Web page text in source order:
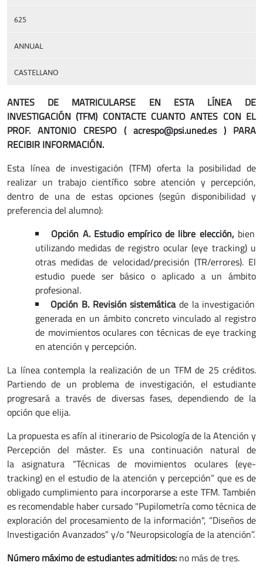
625
ANNUAL
CASTELLANO
ANTES DE MATRICULARSE EN ESTA LÍNEA DE
INVESTIGACIÓN (TFM) CONTACTE CUANTO ANTES CON EL
PROF. ANTONIO CRESPO ( acrespo@psi.uned.es ) PARA
RECIBIR INFORMACIÓN.
Esta línea de investigación (TFM) oferta la posibilidad de
realizar un trabajo científico sobre atención y percepción,
dentro de una de estas opciones (según disponibilidad y
preferencia del alumno):
Opción A. Estudio empírico de libre elección, bien
utilizando medidas de registro ocular (eye tracking) u
otras medidas de velocidad/precisión (TR/errores). El
estudio puede ser básico o aplicado a un ámbito
profesional.
Opción B. Revisión sistemáticade la investigación
generada en un ámbito concreto vinculado al registro
de movimientos oculares con técnicas de eye tracking
en atención y percepción.
La línea contempla la realización de un TFM de 25 créditos.
Partiendo de un problema de investigación, el estudiante
progresará a través de diversas fases, dependiendo de la
opción que elija.
La propuesta es afín al itinerario de Psicología de la Atención y
Percepción del máster. Es una continuación natural de
la asignatura “Técnicas de movimientos oculares (eye-
tracking) en el estudio de la atención y percepción” que es de
obligado cumplimiento para incorporarse a este TFM. También
es recomendable haber cursado "Pupilometría como técnica de
exploración del procesamiento de la información", “Diseños de
Investigación Avanzados” y/o “Neuropsicología de la atención”.
Número máximo de estudiantes admitidos: no más de tres.